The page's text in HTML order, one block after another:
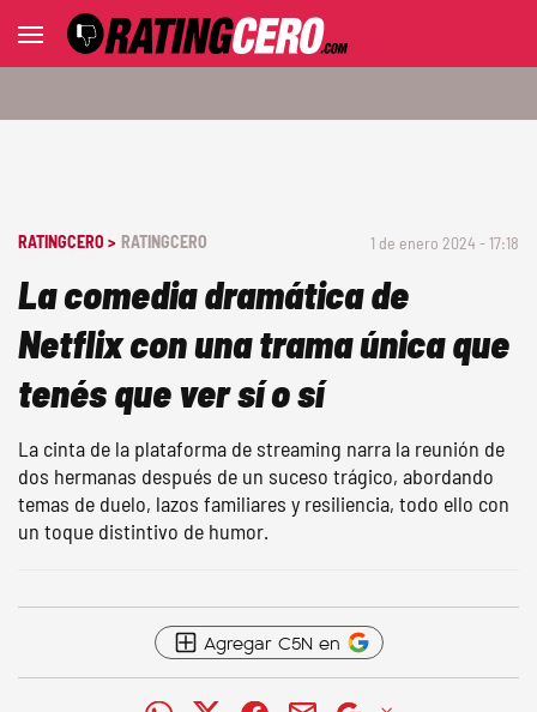
RATINGCERO > RATINGCERO 1 de enero 2024 - 17:18
La comedia dramática de
Netflix con una trama única que
tenés que ver sí o sí
La cinta de la plataforma de streaming narra la reunión de
dos hermanas después de un suceso trágico, abordando
temas de duelo, lazos familiares y resiliencia, todo ello con
un toque distintivo de humor.
Agregar C5N en